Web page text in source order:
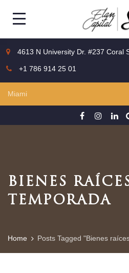
4613 N University Dr. #237 Coral
+1 786 914 25 01
BIENES
TEMPORADA
Home Posts Tagged "Bienes